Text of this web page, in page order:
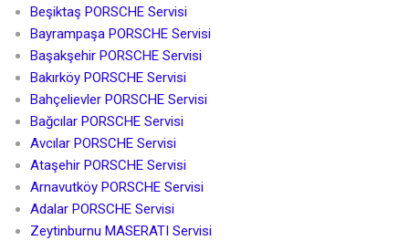
Beşiktaş PORSCHE Servisi
Bayrampaşa PORSCHE Servisi
Başakşehir PORSCHE Servisi
Bakırköy PORSCHE Servisi
Bahçelievler PORSCHE Servisi
Bağcılar PORSCHE Servisi
Avcılar PORSCHE Servisi
Ataşehir PORSCHE Servisi
Arnavutköy PORSCHE Servisi
Adalar PORSCHE Servisi
Zeytinburnu MASERATI Servisi